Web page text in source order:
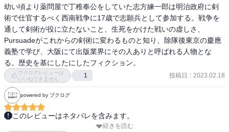
幼い頃より薬問屋で丁稚奉公をしていた志方練一郎は明治政府に剣
術で仕官するべく西南戦争に17歳で志願兵として参加する。戦争を
通して剣術が役に立たないこと、生死をかけた戦いの虚しさ、
Pursuadeがこれからの剣術に変わるものと知り、除隊後東京の慶應
義塾で学び、大阪にて出版業界にその人ありと呼ばれる人物とな
る。歴史を基にしたにしたフィクション。
ブクログレビューは
いいねできません
1 投稿日 : 2023.02.18
powered by ブクログ
このレビューはネタバレを含みます。
インビジブルもそうでしたが、坂上泉先生の作品は奇を衒ったとこ
続きを読む